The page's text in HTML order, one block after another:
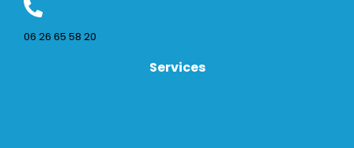
06 26 65 58 20
Services